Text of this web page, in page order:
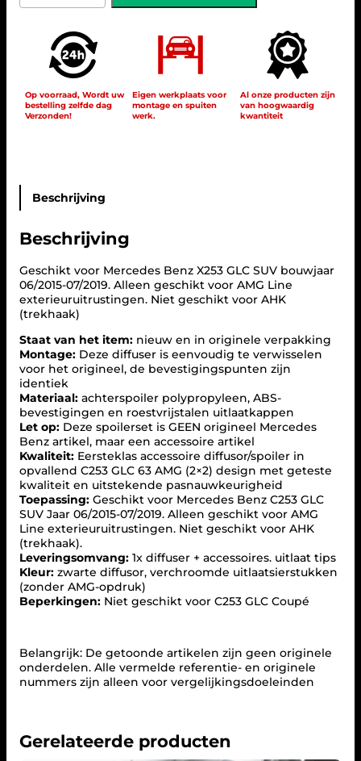
r
X
C
K
a
s
e
S
U
d
i
f
f
u
s
e
r
+
u
i
t
l
a
a
t
s
t
u
e
n
(
C
O
O
Op voorraad, Wordt uw
bestelling zelfde dag
Verzonden!
Eigen werkplaats voor
montage en spuiten
werk.
Al onze producten zijn
van hoogwaardig
kwantiteit
Beschrijving
Beschrijving
Geschikt voor Mercedes Benz X253 GLC SUV bouwjaar
06/2015-07/2019. Alleen geschikt voor AMG Line
exterieuruitrustingen. Niet geschikt voor AHK
(trekhaak)
Staat van het item: nieuw en in originele verpakking
Montage: Deze diffuser is eenvoudig te verwisselen
voor het origineel, de bevestigingspunten zijn
identiek
Materiaal: achterspoiler polypropyleen, ABS-
bevestigingen en roestvrijstalen uitlaatkappen
Let op: Deze spoilerset is GEEN origineel Mercedes
Benz artikel, maar een accessoire artikel
Kwaliteit: Eersteklas accessoire diffusor/spoiler in
opvallend C253 GLC 63 AMG (2×2) design met geteste
kwaliteit en uitstekende pasnauwkeurigheid
Toepassing: Geschikt voor Mercedes Benz C253 GLC
SUV Jaar 06/2015-07/2019. Alleen geschikt voor AMG
Line exterieuruitrustingen. Niet geschikt voor AHK
(trekhaak).
Leveringsomvang: 1x diffuser + accessoires. uitlaat tips
Kleur: zwarte diffusor, verchroomde uitlaatsierstukken
(zonder AMG-opdruk)
Beperkingen: Niet geschikt voor C253 GLC Coupé
Belangrijk: De getoonde artikelen zijn geen originele
onderdelen. Alle vermelde referentie- en originele
nummers zijn alleen voor vergelijkingsdoeleinden
Gerelateerde producten